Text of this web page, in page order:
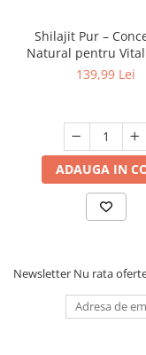
Shilajit Pur –
Natural pentru
Echilibru 50 g
139,99 Lei
ADAUGA IN
Newsletter Nu rata